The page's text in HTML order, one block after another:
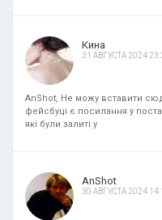
Кина
31 АВГУСТА 2024
AnShot, Не можу вставити
фейсбуці є посилання у
які були залиті у
AnShot
30 АВГУСТА 2024